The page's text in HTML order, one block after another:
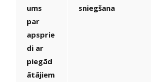
ums
par
apsprie
di ar
piegād
ātājiem
sniegšana